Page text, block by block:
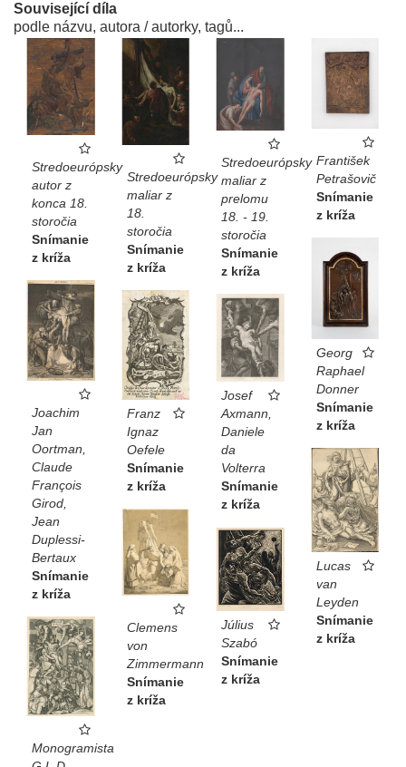
Související díla
podle názvu, autora / autorky, tagů...
Stredoeurópsky
autor z
konca 18.
storočia
Snímanie
z kríža
Stredoeurópsky
maliar z
18.
storočia
Snímanie
z kríža
Stredoeurópsky
maliar z
prelomu
18. - 19.
storočia
Snímanie
z kríža
František
Petrašovič
Snímanie
z kríža
Georg
Raphael
Donner
Snímanie
z kríža
Joachim
Jan
Oortman,
Claude
François
Girod,
Jean
Duplessi-
Bertaux
Snímanie
z kríža
Franz
Ignaz
Oefele
Snímanie
z kríža
Josef
Axmann,
Daniele
da
Volterra
Snímanie
z kríža
Lucas
van
Leyden
Snímanie
z kríža
Clemens
von
Zimmermann
Snímanie
z kríža
Július
Szabó
Snímanie
z kríža
Monogramista